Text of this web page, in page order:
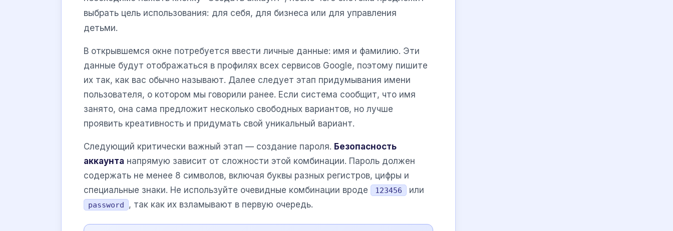
выбрать цель использования: для себя, для бизнеса или для управления
детьми.
В открывшемся окне потребуется ввести личные данные: имя и фамилию. Эти
данные будут отображаться в профилях всех сервисов Google, поэтому пишите
их так, как вас обычно называют. Далее следует этап придумывания имени
пользователя, о котором мы говорили ранее. Если система сообщит, что имя
занято, она сама предложит несколько свободных вариантов, но лучше
проявить креативность и придумать свой уникальный вариант.
Следующий критически важный этап — создание пароля. Безопасность
аккаунта напрямую зависит от сложности этой комбинации. Пароль должен
содержать не менее 8 символов, включая буквы разных регистров, цифры и
специальные знаки. Не используйте очевидные комбинации вроде
123456 или
password , так как их взламывают в первую очередь.